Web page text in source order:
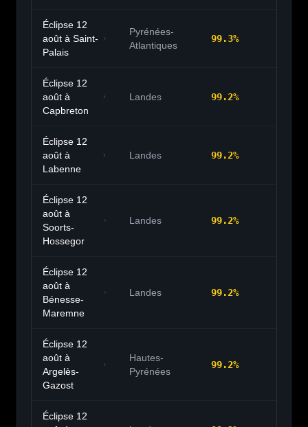
Éclipse 12
août à Saint-
Palais
Pyrénées-
Atlantiques
99.3%
Éclipse 12
août à
Capbreton
Landes 99.2%
Éclipse 12
août à
Labenne
Landes 99.2%
Éclipse 12
août à
Soorts-
Hossegor
Landes 99.2%
Éclipse 12
août à
Bénesse-
Maremne
Landes 99.2%
Éclipse 12
août à
Argelès-
Gazost
Hautes-
Pyrénées
99.2%
Éclipse 12